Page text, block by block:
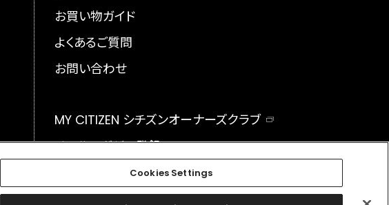
お買い物ガイド
よくあるご質問
お問い合わせ
MY CITIZEN シチズンオーナーズクラブ
メールマガジン登録
Cookies Settings